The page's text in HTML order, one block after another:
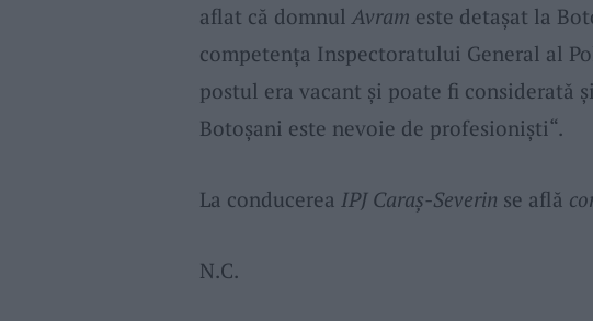
aflat că domnul Avram este detaşat la
competenţa Inspectoratului General al
postul era vacant şi poate fi considerată
Botoşani este nevoie de profesionişti“.
La conducerea IPJ Caraş-Severin se află
N.C.